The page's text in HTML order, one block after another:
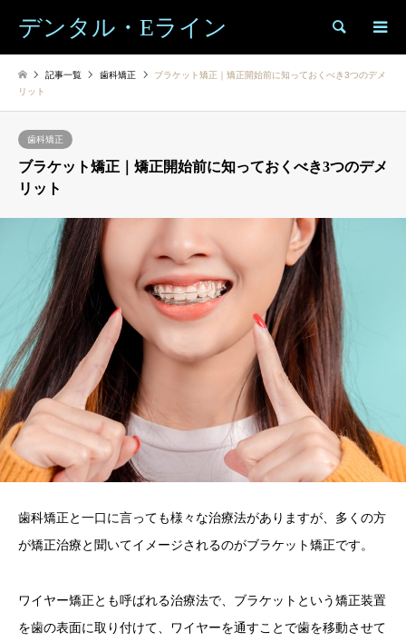
デンタル・Eライン 検索
記事一覧 歯科矯正
ブラケット矯正｜矯正開始前に知っておくべき3つのデメ
リット
歯科矯正
ブラケット矯正｜矯正開始前に知っておくべき3つのデメ
リット
歯科矯正と一口に言っても様々な治療法がありますが、多くの方
が矯正治療と聞いてイメージされるのがブラケット矯正です。
ワイヤー矯正とも呼ばれる治療法で、ブラケットという矯正装置
を歯の表面に取り付けて、ワイヤーを通すことで歯を移動させて